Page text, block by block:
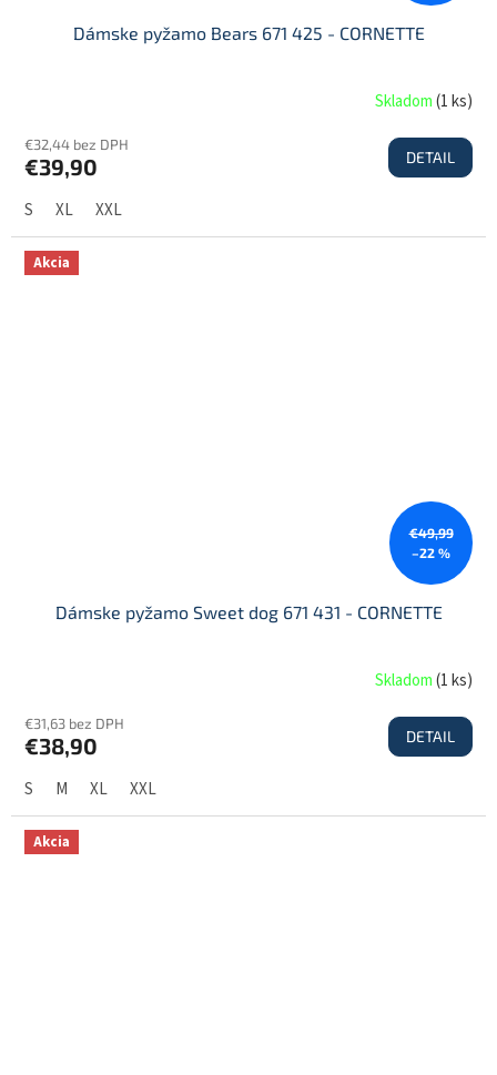
Dámske pyžamo Bears 671 425 - CORNETTE
Skladom(1 ks)
€32,44 bez DPH
€39,90 DETAIL
S XL XXL
Akcia
€49,99
–22 %
Dámske pyžamo Sweet dog 671 431 - CORNETTE
Skladom(1 ks)
€31,63 bez DPH
€38,90 DETAIL
S M XL XXL
Akcia